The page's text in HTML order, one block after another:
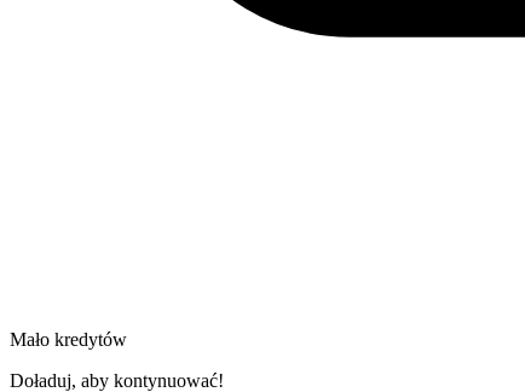
Mało kredytów
Doładuj, aby kontynuować!